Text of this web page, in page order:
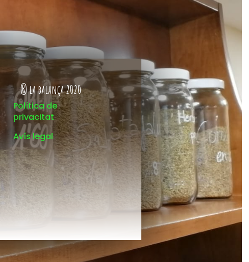
® la balança 2020
Política de
privacitat
Avís legal